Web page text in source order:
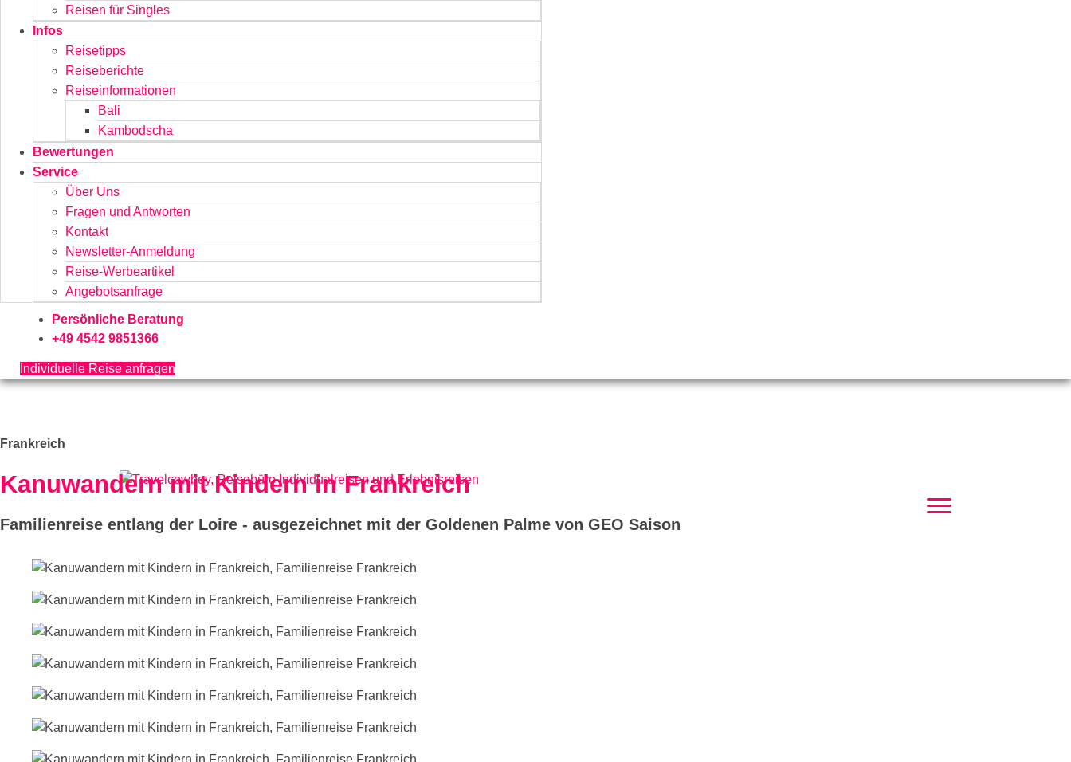
Reisen für Singles
Infos
Reisetipps
Reiseberichte
Reiseinformationen
Bali
Kambodscha
Bewertungen
Service
Über Uns
Fragen und Antworten
Kontakt
Newsletter-Anmeldung
Reise-Werbeartikel
Angebotsanfrage
Persönliche Beratung
+49 4542 9851366
Individuelle Reise anfragen
Frankreich
Kanuwandern mit Kindern in Frankreich
Familienreise entlang der Loire - ausgezeichnet mit der Goldenen Palme von GEO Saison